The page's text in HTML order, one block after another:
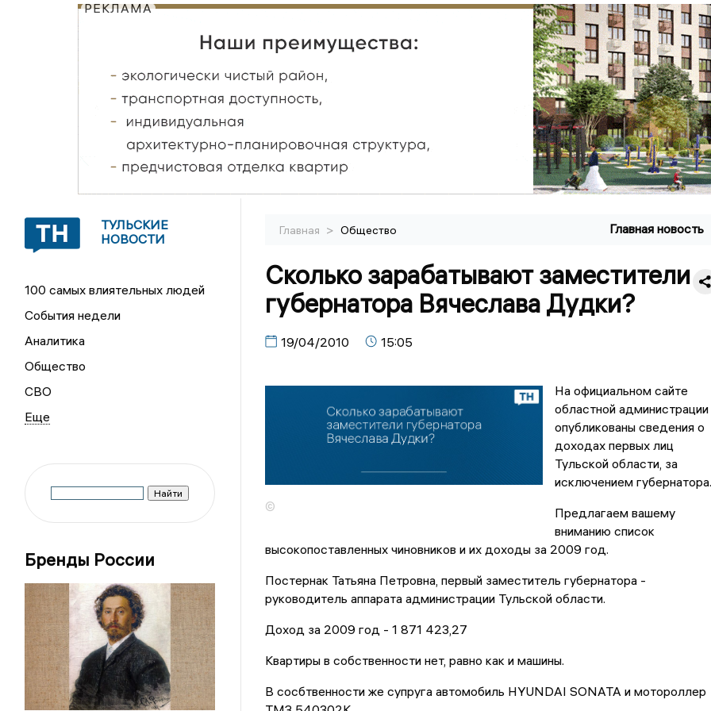
РЕКЛАМА
ТУЛЬСКИЕ
НОВОСТИ
100 самых влиятельных людей
События недели
Аналитика
Общество
СВО
Бренды России
Главная > Общество Главная новость
Сколько зарабатывают заместители
губернатора Вячеслава Дудки?
19/04/2010 15:05
©
На официальном сайте
областной администрации
опубликованы сведения о
доходах первых лиц
Тульской области, за
исключением губернатора.
Предлагаем вашему
вниманию список
высокопоставленных чиновников и их доходы за 2009 год.
Постернак Татьяна Петровна, первый заместитель губернатора -
руководитель аппарата администрации Тульской области.
Доход за 2009 год - 1 871 423,27
Квартиры в собственности нет, равно как и машины.
В сосбтвенности же супруга автомобиль HYUNDAI SONATA и мотороллер